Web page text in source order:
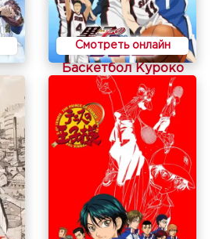
Смотреть онлайн
Баскетбол Куроко